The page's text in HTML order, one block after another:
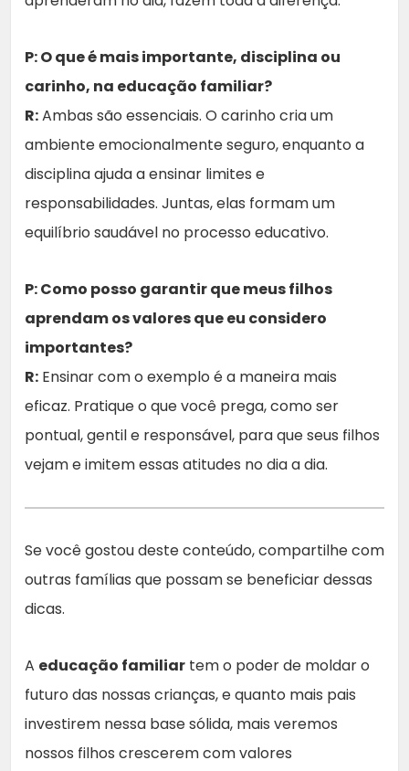
P: O que é mais importante, disciplina ou
carinho, na educação familiar?
R:Ambas são essenciais. O carinho cria um
ambiente emocionalmente seguro, enquanto a
disciplina ajuda a ensinar limites e
responsabilidades. Juntas, elas formam um
equilíbrio saudável no processo educativo.
P: Como posso garantir que meus filhos
aprendam os valores que eu considero
importantes?
R: Ensinar com o exemplo é a maneira mais
eficaz. Pratique o que você prega, como ser
pontual, gentil e responsável, para que seus filhos
vejam e imitem essas atitudes no dia a dia.
Se você gostou deste conteúdo, compartilhe com
outras famílias que possam se beneficiar dessas
dicas.
A educação familiar tem o poder de moldar o
futuro das nossas crianças, e quanto mais pais
investirem nessa base sólida, mais veremos
nossos filhos crescerem com valores